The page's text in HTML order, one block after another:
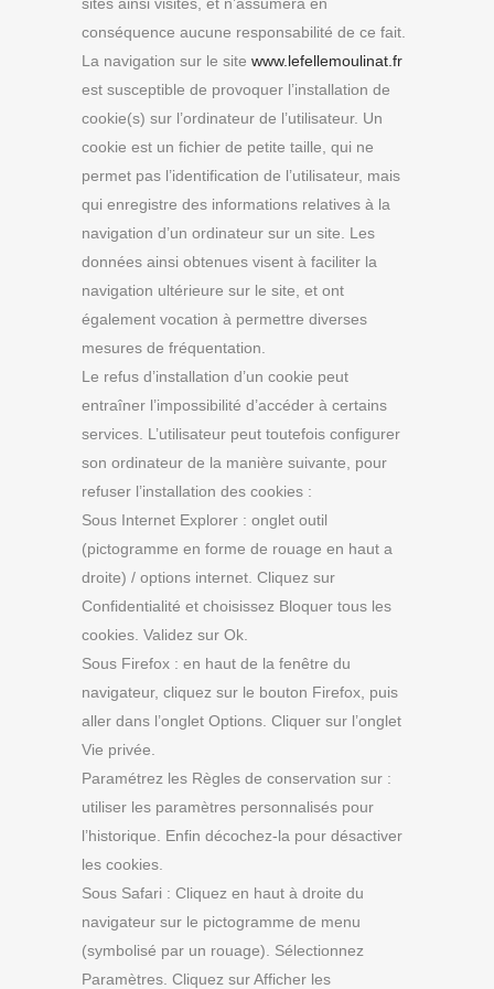
conséquence aucune responsabilité de ce fait.
La navigation sur le site www.lefellemoulinat.fr
est susceptible de provoquer l’installation de
cookie(s) sur l’ordinateur de l’utilisateur. Un
cookie est un fichier de petite taille, qui ne
permet pas l’identification de l’utilisateur, mais
qui enregistre des informations relatives à la
navigation d’un ordinateur sur un site. Les
données ainsi obtenues visent à faciliter la
navigation ultérieure sur le site, et ont
également vocation à permettre diverses
mesures de fréquentation.
Le refus d’installation d’un cookie peut
entraîner l’impossibilité d’accéder à certains
services. L’utilisateur peut toutefois configurer
son ordinateur de la manière suivante, pour
refuser l’installation des cookies :
Sous Internet Explorer : onglet outil
(pictogramme en forme de rouage en haut a
droite) / options internet. Cliquez sur
Confidentialité et choisissez Bloquer tous les
cookies. Validez sur Ok.
Sous Firefox : en haut de la fenêtre du
navigateur, cliquez sur le bouton Firefox, puis
aller dans l’onglet Options. Cliquer sur l’onglet
Vie privée.
Paramétrez les Règles de conservation sur :
utiliser les paramètres personnalisés pour
l’historique. Enfin décochez-la pour désactiver
les cookies.
Sous Safari : Cliquez en haut à droite du
navigateur sur le pictogramme de menu
(symbolisé par un rouage). Sélectionnez
Paramètres. Cliquez sur Afficher les